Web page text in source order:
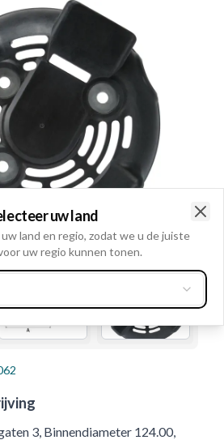
3, Binnendiameter 124.00,
uw land
land en regio, zodat we u de juiste
uw regio kunnen tonen.